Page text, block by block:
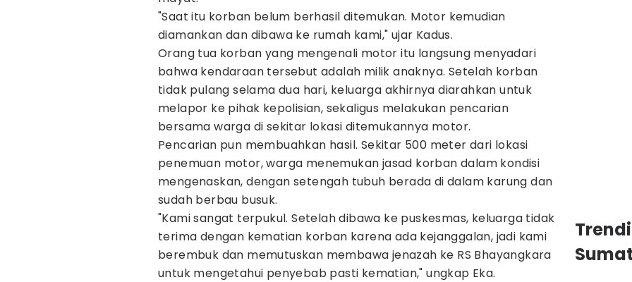
"Saat itu korban belum berhasil ditemukan. Motor kemudian
diamankan dan dibawa ke rumah kami," ujar Kadus.
Orang tua korban yang mengenali motor itu langsung menyadari
bahwa kendaraan tersebut adalah milik anaknya. Setelah korban
tidak pulang selama dua hari, keluarga akhirnya diarahkan untuk
melapor ke pihak kepolisian, sekaligus melakukan pencarian
bersama warga di sekitar lokasi ditemukannya motor.
Pencarian pun membuahkan hasil. Sekitar 500 meter dari lokasi
penemuan motor, warga menemukan jasad korban dalam kondisi
mengenaskan, dengan setengah tubuh berada di dalam karung dan
sudah berbau busuk.
"Kami sangat terpukul. Setelah dibawa ke puskesmas, keluarga tidak
terima dengan kematian korban karena ada kejanggalan, jadi kami
berembuk dan memutuskan membawa jenazah ke RS Bhayangkara
untuk mengetahui penyebab pasti kematian," ungkap Eka.